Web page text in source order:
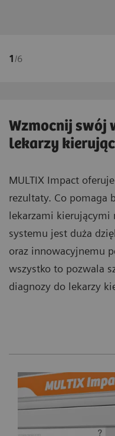
1 /6
Wzmocnij swój
lekarzy
MULTIX Impact
rezultaty. Co pomaga
lekarzami kierującymi
systemu jest duża
oraz innowacyjnemu
wszystko to pozwala
diagnozy do lekarzy